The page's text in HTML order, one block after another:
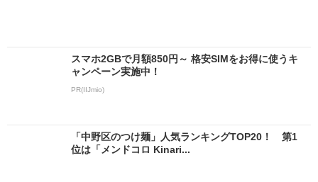
スマホ2GBで月額850円～ 格安SIMをお得に使うキ
ャンペーン実施中！
PR(IIJmio)
「中野区のつけ麺」人気ランキングTOP20！ 第1
位は「メンドコロ Kinari...